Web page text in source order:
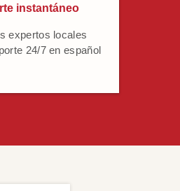
instantáneo
expertos locales
24/7 en español